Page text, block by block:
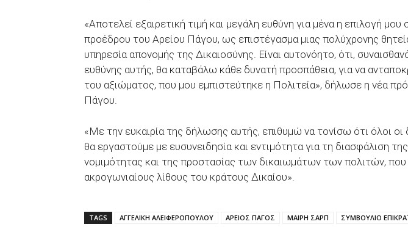
«Αποτελεί εξαιρετική τιμή και μεγάλη ευθύνη για μένα η επιλογή μου
προέδρου του Αρείου Πάγου, ως επιστέγασμα μιας πολύχρονης
υπηρεσία απονομής της Δικαιοσύνης. Είναι αυτονόητο, ότι,
ευθύνης αυτής, θα καταβάλω κάθε δυνατή προσπάθεια, για να
του αξιώματος, που μου εμπιστεύτηκε η Πολιτεία», δήλωσε η νέα
Πάγου.
«Με την ευκαιρία της δήλωσης αυτής, επιθυμώ να τονίσω ότι όλοι οι
θα εργαστούμε με ευσυνειδησία και εντιμότητα για τη διασφάλιση
νομιμότητας και της προστασίας των δικαιωμάτων των πολιτών,
ακρογωνιαίους λίθους του κράτους Δικαίου».
TAGS ΑΓΓΕΛΙΚΗ ΑΛΕΙΦΕΡΟΠΟΥΛΟΥ ΑΡΕΙΟΣ ΠΑΓΟΣ ΜΑΙΡΗ ΣΑΡΠ ΣΥΜΒΟΥΛΙΟ